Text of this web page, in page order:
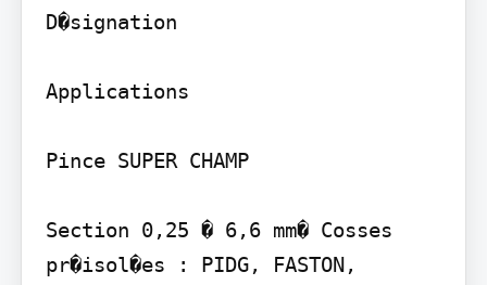
D�signation
Applications
Pince SUPER CHAMP
Section 0,25 � 6,6 mm� Cosses
pr�isol�es : PIDG, FASTON,